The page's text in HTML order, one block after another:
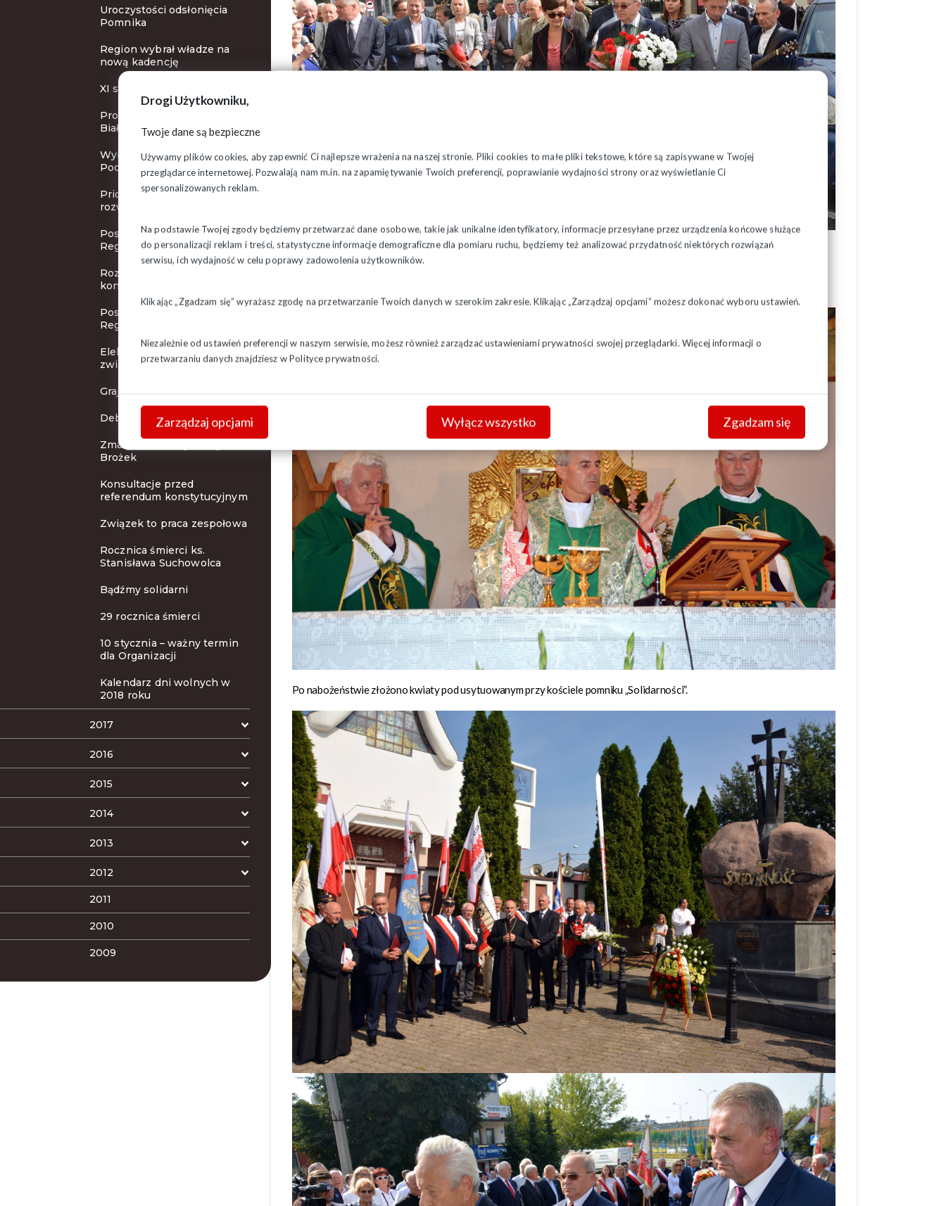
Drogi Użytkowniku,
Twoje dane są bezpieczne
Używamy plików cookies, aby zapewnić Ci najlepsze wrażenia na naszej stronie. Pliki cookies to małe pliki tekstowe, które są zapisywane w Twojej
przeglądarce internetowej. Pozwalają nam m.in. na zapamiętywanie Twoich preferencji, poprawianie wydajności strony oraz wyświetlanie Ci
spersonalizowanych reklam.
Na podstawie Twojej zgody będziemy przetwarzać dane osobowe, takie jak unikalne identyfikatory, informacje przesyłane przez urządzenia końcowe służące
do personalizacji reklam i treści, statystyczne informacje demograficzne dla pomiaru ruchu, będziemy też analizować przydatność niektórych rozwiązań
serwisu, ich wydajność w celu poprawy zadowolenia użytkowników.
Klikając „Zgadzam się” wyrażasz zgodę na przetwarzanie Twoich danych w szerokim zakresie. Klikając „Zarządzaj opcjami” możesz dokonać wyboru ustawień.
Niezależnie od ustawień preferencji w naszym serwisie, możesz również zarządzać ustawieniami prywatności swojej przeglądarki. Więcej informacji o
przetwarzaniu danych znajdziesz wPolityce prywatności.
Zarządzaj opcjami Wyłącz wszystko Zgadzam się
Uroczystości odsłonięcia
Pomnika
Region wybrał władze na
nową kadencję
XI szkolny turniej BRD
Protest na Uniwersytecie w
Białymstoku
Wybory w Bielsku
Podlaskim
Priorytet działań OZ –
rozwój Związku
Posiedzenie Zarządu
Regionu
Rozwój Związku -
kontynuacja
Posiedzenie Zarządu
Regionu
Elektroniczna legitymacja
związkowa
Grajewska Liga Solidarności
Debata o zakazie handlu
Zmarł nasz kolega Zbigniew
Brożek
Konsultacje przed
referendum konstytucyjnym
Związek to praca zespołowa
Rocznica śmierci ks.
Stanisława Suchowolca
Bądźmy solidarni
29 rocznica śmierci
10 stycznia – ważny termin
dla Organizacji
Kalendarz dni wolnych w
2018 roku
2017
2016
2015
2014
2013
2012
2011
2010
2009
Ostatnia część obchodów miała miejsce w niedzielę 2 września. O godz. 12.30 w kościele św. Kazimierza Królewicza (ul.
Leszczynowa), odprawiona została msza święta
Po nabożeństwie złożono kwiaty pod usytuowanym przy kościele pomniku „Solidarności”.